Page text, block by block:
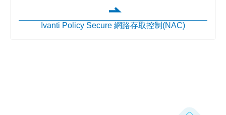
Ivanti Policy Secure 網路存取控制(NAC)